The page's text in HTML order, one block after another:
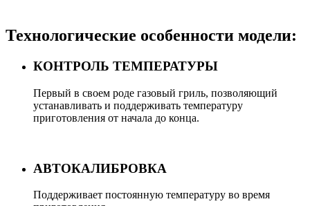
Технологические особенности модели:
КОНТРОЛЬ ТЕМПЕРАТУРЫ
Первый в своем роде газовый гриль, позволяющий
устанавливать и поддерживать температуру
приготовления от начала до конца.
АВТОКАЛИБРОВКА
Поддерживает постоянную температуру во время